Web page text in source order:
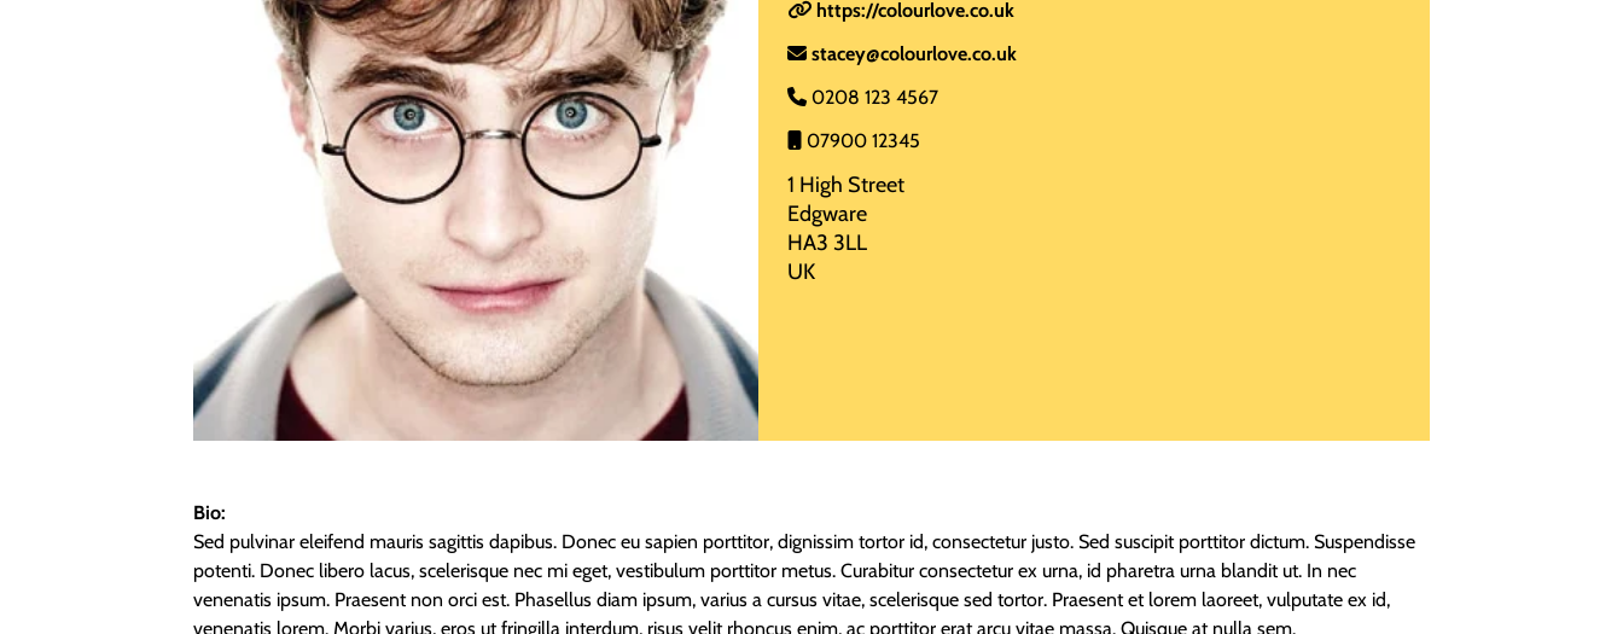
https://colourlove.co.uk
stacey@colourlove.co.uk
0208 123 4567
07900 12345
1 High Street
Edgware
HA3 3LL
UK
Bio:
Sed pulvinar eleifend mauris sagittis dapibus. Donec eu sapien porttitor, dignissim tortor id, consectetur justo. Sed suscipit porttitor dictum. Suspendisse
potenti. Donec libero lacus, scelerisque nec mi eget, vestibulum porttitor metus. Curabitur consectetur ex urna, id pharetra urna blandit ut. In nec
venenatis ipsum. Praesent non orci est. Phasellus diam ipsum, varius a cursus vitae, scelerisque sed tortor. Praesent et lorem laoreet, vulputate ex id,
venenatis lorem. Morbi varius, eros ut fringilla interdum, risus velit rhoncus enim, ac porttitor erat arcu vitae massa. Quisque at nulla sem.